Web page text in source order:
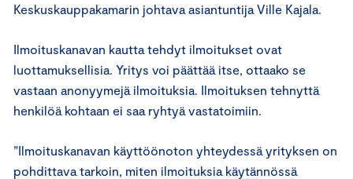
Keskuskauppakamarin johtava asiantuntija Ville Kajala.
Ilmoituskanavan kautta tehdyt ilmoitukset ovat
luottamuksellisia. Yritys voi päättää itse, ottaako se
vastaan anonyymejä ilmoituksia. Ilmoituksen tehnyttä
henkilöä kohtaan ei saa ryhtyä vastatoimiin.
”Ilmoituskanavan käyttöönoton yhteydessä yrityksen on
pohdittava tarkoin, miten ilmoituksia käytännössä